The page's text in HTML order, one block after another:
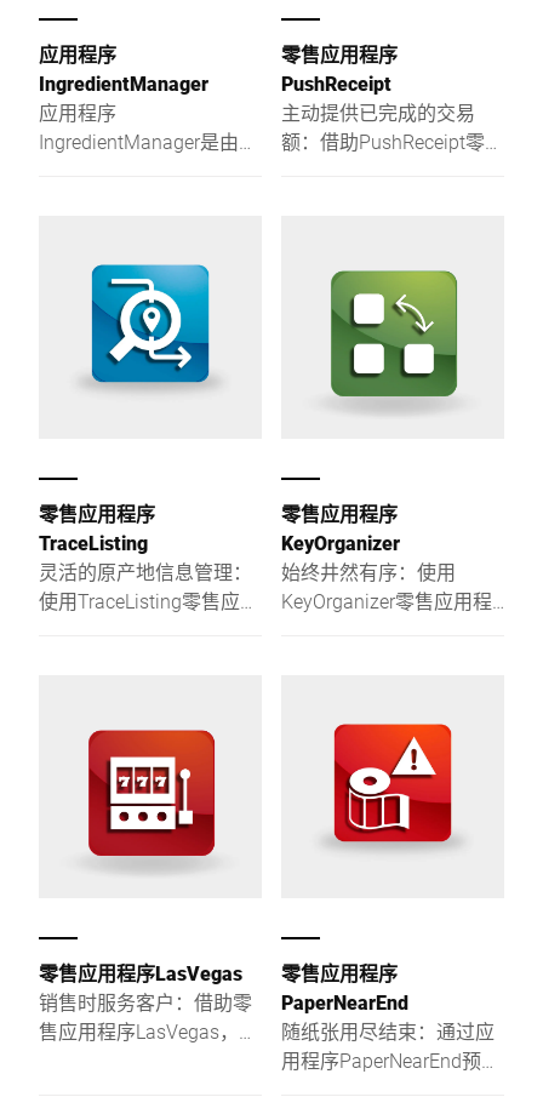
应用程序
IngredientManager
应用程序
IngredientManager是由可
零售应用程序
PushReceipt
主动提供已完成的交易
额：借助PushReceipt零售
零售应用程序
TraceListing
灵活的原产地信息管理：
使用TraceListing零售应用
零售应用程序
KeyOrganizer
始终井然有序：使用
KeyOrganizer零售应用程
零售应用程序LasVegas
销售时服务客户：借助零
售应用程序LasVegas，可
零售应用程序
PaperNearEnd
随纸张用尽结束：通过应
用程序PaperNearEnd预警